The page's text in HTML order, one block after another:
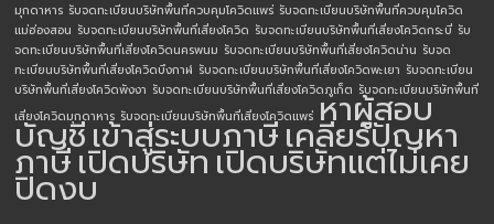
มุกดาหาร รับจดทะเบียนบริษัทพื้นที่ควบคุมโควิดแพร่ รับจดทะเบียนบริษัทพื้นที่ควบคุมโควิด
แม่ฮ่องสอน รับจดทะเบียนบริษัทพื้นที่เสี่ยงโควิด รับจดทะเบียนบริษัทพื้นที่เสี่ยงโควิดกระบี่ รับ
จดทะเบียนบริษัทพื้นที่เสี่ยงโควิดนครพนม รับจดทะเบียนบริษัทพื้นที่เสี่ยงโควิดน่าน รับจด
ทะเบียนบริษัทพื้นที่เสี่ยงโควิดบึงกาฬ รับจดทะเบียนบริษัทพื้นที่เสี่ยงโควิดพะเยา รับจดทะเบียน
บริษัทพื้นที่เสี่ยงโควิดพังงา รับจดทะเบียนบริษัทพื้นที่เสี่ยงโควิดภูเก็ต รับจดทะเบียนบริษัทพื้นที่
เสี่ยงโควิดมุกดาหาร รับจดทะเบียนบริษัทพื้นที่เสี่ยงโควิดแพร่ หาผู้สอบ
บัญชีเข้าสู่ระบบภาษีเคลียร์ปัญหา
ภาษีเปิดบริษัทเปิดบริษัทแต่ไม่เคย
ปิดงบ